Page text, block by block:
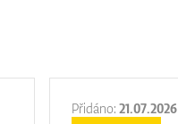
Přidáno:21.07.2026